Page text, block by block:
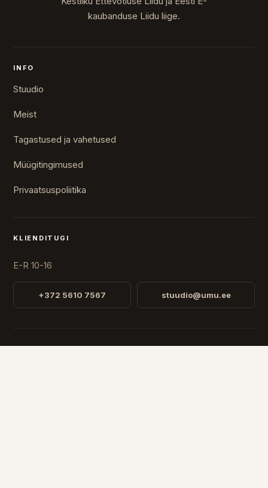
kaubanduse Liidu liige.
INFO
Stuudio
Meist
Tagastused ja vahetused
Müügitingimused
Privaatsuspoliitika
KLIENDITUGI
E-R 10-16
+372 5610 7567 stuudio@umu.ee